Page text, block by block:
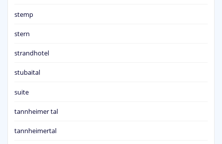
stemp
stern
strandhotel
stubaital
suite
tannheimer tal
tannheimertal